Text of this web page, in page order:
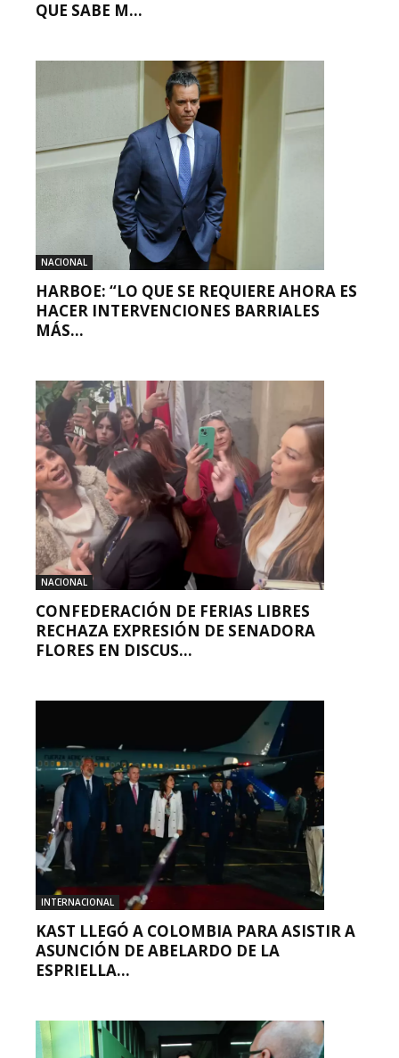
QUE SABE M...
NACIONAL
HARBOE: “LO QUE SE REQUIERE AHORA ES
HACER INTERVENCIONES BARRIALES
MÁS...
NACIONAL
CONFEDERACIÓN DE FERIAS LIBRES
RECHAZA EXPRESIÓN DE SENADORA
FLORES EN DISCUS...
INTERNACIONAL
KAST LLEGÓ A COLOMBIA PARA ASISTIR A
ASUNCIÓN DE ABELARDO DE LA
ESPRIELLA...